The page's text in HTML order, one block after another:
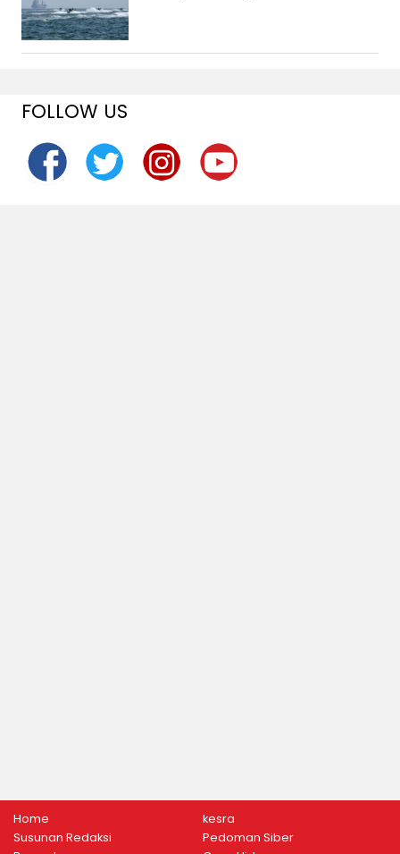
FOLLOW US
Home
Susunan Redaksi
kesra
Pedoman Siber